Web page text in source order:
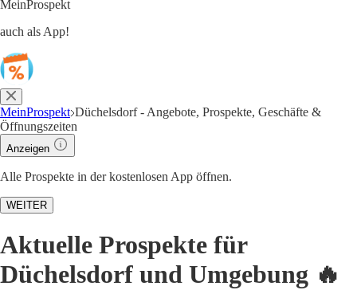
MeinProspekt
auch als App!
MeinProspekt Düchelsdorf - Angebote, Prospekte, Geschäfte &
Öffnungszeiten
Anzeigen
Alle Prospekte in der kostenlosen App öffnen.
WEITER
Aktuelle Prospekte für
Düchelsdorf und Umgebung 🔥